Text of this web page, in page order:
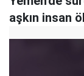
aşkın insan